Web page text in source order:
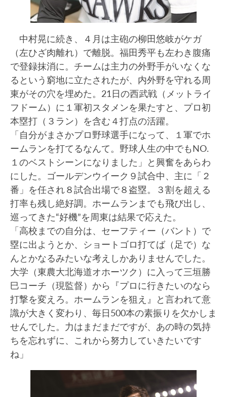
中村晃に続き、４月は主砲の柳田悠岐がケガ
（左ひざ肉離れ）で離脱。福田秀平も左わき腹痛
で登録抹消に。チームは主力の外野手がいなくな
るという窮地に立たされたが、内外野を守れる周
東がその穴を埋めた。21日の西武戦（メットライ
フドーム）に１軍初スタメンを果たすと、プロ初
本塁打（３ラン）を含む４打点の活躍。
「自分がまさかプロ野球選手になって、１軍でホ
ームランを打てるなんて。野球人生の中でもNO.
１のベストシーンになりました」と興奮をあらわ
にした。ゴールデンウイーク９試合中、主に「２
番」を任され８試合出場で８盗塁。３割を超える
打率も残し絶好調。ホームランまでも飛び出し、
巡ってきた“好機”を周東は結果で応えた。
「高校までの自分は、セーフティー（バント）で
塁に出ようとか、ショートゴロ打てば（足で）な
んとかなるみたいな考えしかありませんでした。
大学（東農大北海道オホーツク）に入って三垣勝
巳コーチ（現監督）から『プロに行きたいのなら
打撃を変えろ。ホームランを狙え』と言われて意
識が大きく変わり、毎日500本の素振りを欠かしま
せんでした。力はまだまだですが、あの時の気持
ちを忘れずに、これから努力していきたいです
ね」